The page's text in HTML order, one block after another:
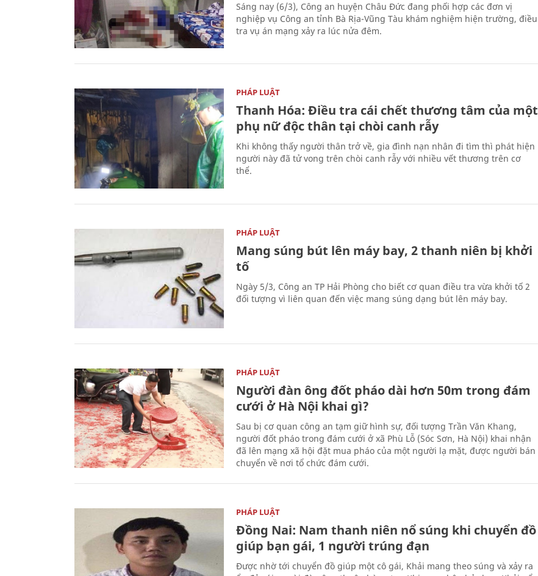
Sáng nay (6/3), Công an huyện Châu Đức đang phối hợp các đơn vị
nghiệp vụ Công an tỉnh Bà Rịa-Vũng Tàu khám nghiệm hiện trường, điều
tra vụ án mạng xảy ra lúc nửa đêm.
PHÁP LUẬT
Thanh Hóa: Điều tra cái chết thương tâm của một
phụ nữ độc thân tại chòi canh rẫy
Khi không thấy người thân trở về, gia đình nạn nhân đi tìm thì phát hiện
người này đã tử vong trên chòi canh rẫy với nhiều vết thương trên cơ
thể.
PHÁP LUẬT
Mang súng bút lên máy bay, 2 thanh niên bị khởi
tố
Ngày 5/3, Công an TP Hải Phòng cho biết cơ quan điều tra vừa khởi tố 2
đối tượng vì liên quan đến việc mang súng dạng bút lên máy bay.
PHÁP LUẬT
Người đàn ông đốt pháo dài hơn 50m trong đám
cưới ở Hà Nội khai gì?
Sau bị cơ quan công an tạm giữ hình sự, đối tượng Trần Văn Khang,
người đốt pháo trong đám cưới ở xã Phù Lỗ (Sóc Sơn, Hà Nội) khai nhận
đã lên mạng xã hội đặt mua pháo của một người lạ mặt, được người bán
chuyển về nơi tổ chức đám cưới.
PHÁP LUẬT
Đồng Nai: Nam thanh niên nổ súng khi chuyển đồ
giúp bạn gái, 1 người trúng đạn
Được nhờ tới chuyển đồ giúp một cô gái, Khải mang theo súng và xảy ra